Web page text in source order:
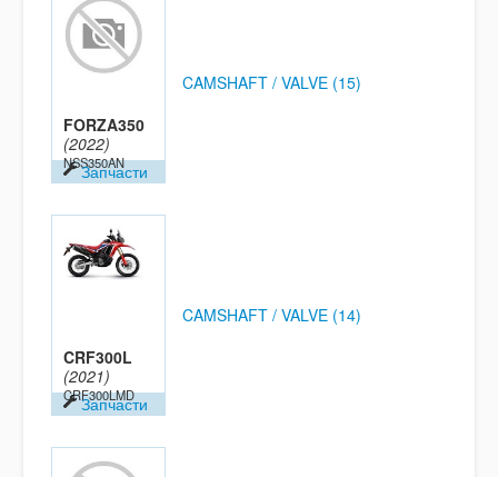
FORZA350
(2022)
NSS350AN
Запчасти
CAMSHAFT / VALVE (15)
CRF300L
(2021)
CRF300LMD
Запчасти
CAMSHAFT / VALVE (14)